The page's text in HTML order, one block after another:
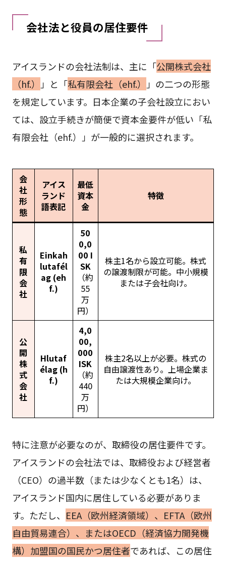
会社法と役員の居住要件
アイスランドの会社法制は、主に「公開株式会社
（hf.）
」と「私有限会社（ehf.）
」の二つの形態
を規定しています。日本企業の子会社設立におい
ては、設立手続きが簡便で資本金要件が低い「私
有限会社（ehf.）」が一般的に選択されます。
会
社
形
態
アイス
ランド
語表記
最低
資本
金
特徴
私
有
限
会
社
Einkah
lutafél
ag (eh
f.)
50
0,0
00 I
SK
（約
55
万
円）
株主1名から設立可能。株式
の譲渡制限が可能。中小規模
または子会社向け。
公
開
株
式
会
社
Hlutaf
élag (h
f.)
4,0
00,
000
ISK
（約
440
万
円）
株主2名以上が必要。株式の
自由譲渡性あり。上場企業ま
たは大規模企業向け。
特に注意が必要なのが、取締役の居住要件です。
アイスランドの会社法では、取締役および経営者
（CEO）の過半数（または少なくとも1名）は、
アイスランド国内に居住している必要がありま
す。ただし、 EEA（欧州経済領域）、EFTA（欧州
自由貿易連合）、またはOECD（経済協力開発機
構）加盟国の国民かつ居住者であれば、この居住